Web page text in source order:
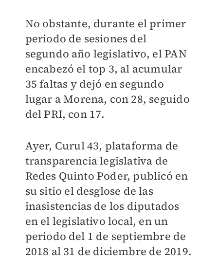
No obstante, durante el primer
periodo de sesiones del
segundo año legislativo, el PAN
encabezó el top 3, al acumular
35 faltas y dejó en segundo
lugar a Morena, con 28, seguido
del PRI, con 17.
Ayer, Curul 43, plataforma de
transparencia legislativa de
Redes Quinto Poder, publicó en
su sitio el desglose de las
inasistencias de los diputados
en el legislativo local, en un
periodo del 1 de septiembre de
2018 al 31 de diciembre de 2019.